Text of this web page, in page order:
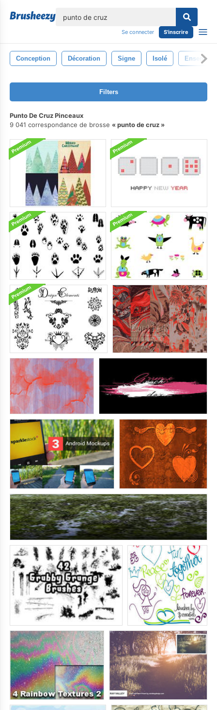
Se connecter S'inscrire
Conception Décoration Signe Isolé Ensemble
Filters
Punto De Cruz Pinceaux
9 041 correspondance de brosse
punto de cruz